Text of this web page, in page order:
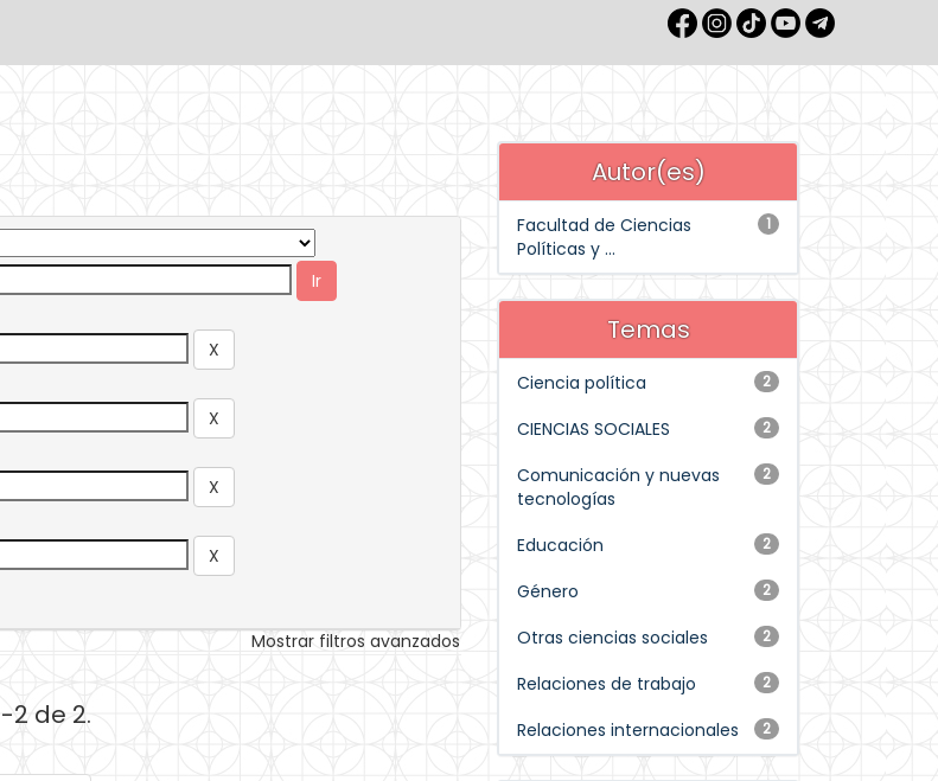
Mostrar filtros avanzados
2 de 2.
Autor(es)
1
Facultad de Ciencias
Políticas y ...
Temas
2
Ciencia política
2
CIENCIAS SOCIALES
2
Comunicación y nuevas
tecnologías
2
Educación
2
Género
2
Otras ciencias sociales
2
Relaciones de trabajo
2
Relaciones internacionales